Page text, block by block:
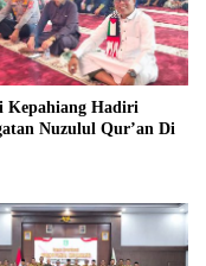
Kepahiang Hadiri
Nuzulul Qur’an Di